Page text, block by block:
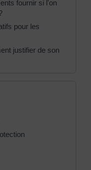
fournir si l'on
pour les
justifier de son